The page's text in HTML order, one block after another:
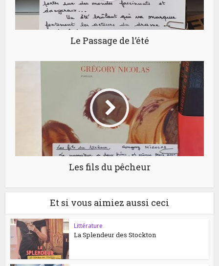
Le Passage de l’été
Les fils du pêcheur
Et si vous aimiez aussi ceci
Littérature
La Splendeur des Stockton